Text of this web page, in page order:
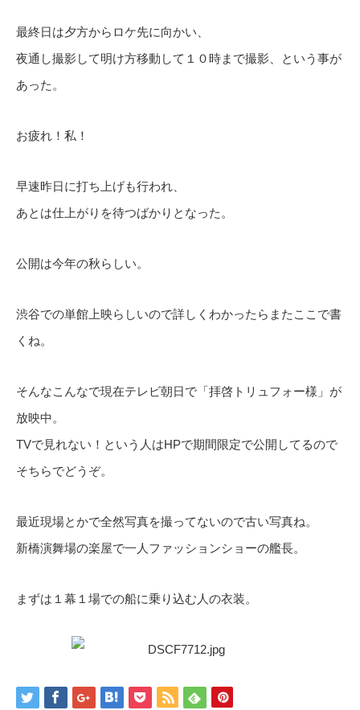
最終日は夕方からロケ先に向かい、
夜通し撮影して明け方移動して１０時まで撮影、という事が
あった。
お疲れ！私！
早速昨日に打ち上げも行われ、
あとは仕上がりを待つばかりとなった。
公開は今年の秋らしい。
渋谷での単館上映らしいので詳しくわかったらまたここで書
くね。
そんなこんなで現在テレビ朝日で「拝啓トリュフォー様」が
放映中。
TVで見れない！という人はHPで期間限定で公開してるので
そちらでどうぞ。
最近現場とかで全然写真を撮ってないので古い写真ね。
新橋演舞場の楽屋で一人ファッションショーの艦長。
まずは１幕１場での船に乗り込む人の衣装。